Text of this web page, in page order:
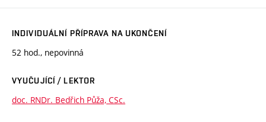
INDIVIDUÁLNÍ PŘÍPRAVA NA UKONČENÍ
52 hod., nepovinná
VYUČUJÍCÍ / LEKTOR
doc. RNDr. Bedřich Půža, CSc.